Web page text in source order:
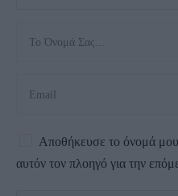
Αποθήκευσε το όνομά
αυτόν τον πλοηγό για την